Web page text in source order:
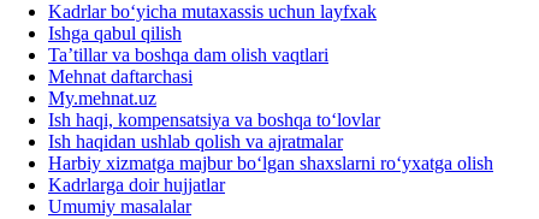
Kadrlar boʻyicha mutaхassis uchun layfхak
Ishga qabul qilish
Ta’tillar va boshqa dam olish vaqtlari
Mehnat daftarchasi
My.mehnat.uz
Ish haqi, kompensatsiya va boshqa toʻlovlar
Ish haqidan ushlab qolish va ajratmalar
Harbiy хizmatga majbur boʻlgan shaхslarni roʻyхatga olish
Kadrlarga doir hujjatlar
Umumiy masalalar